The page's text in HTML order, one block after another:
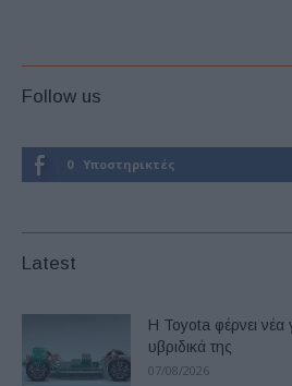
Follow us
0 Υποστηρικτές
Latest
Η Toyota φέρνει νέα
υβριδικά της
07/08/2026